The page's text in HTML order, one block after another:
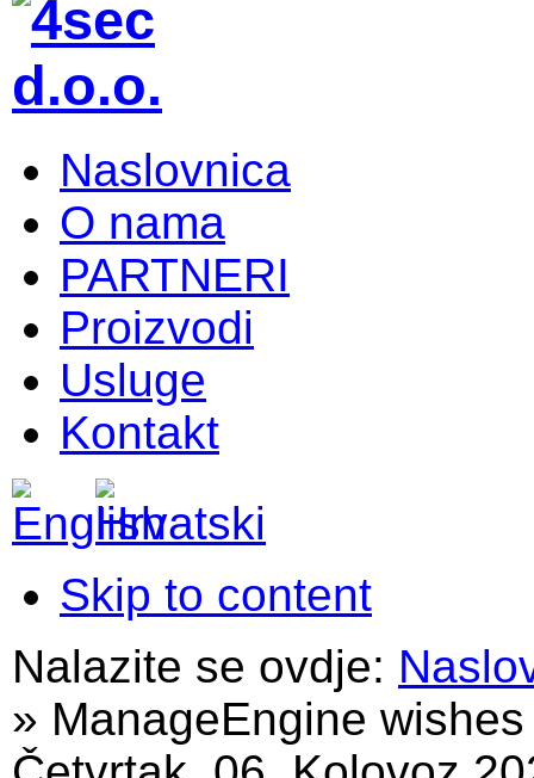
Naslovnica
O nama
PARTNERI
Proizvodi
Usluge
Kontakt
Skip to content
Nalazite se ovdje:
» ManageEngine